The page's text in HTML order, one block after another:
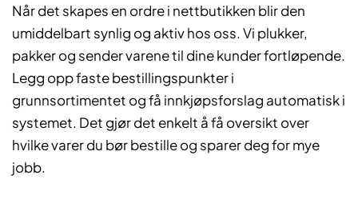
Når det skapes en ordre i nettbutikken blir den
umiddelbart synlig og aktiv hos oss. Vi plukker,
pakker og sender varene til dine kunder fortløpende.
Legg opp faste bestillingspunkter i
grunnsortimentet og få innkjøpsforslag automatisk i
systemet. Det gjør det enkelt å få oversikt over
hvilke varer du bør bestille og sparer deg for mye
jobb.